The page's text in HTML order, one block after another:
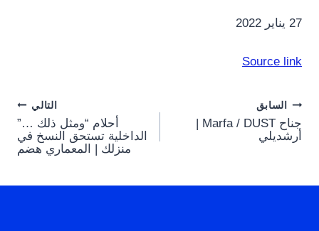
27 يناير 2022
Source link
Post
navigation
السابق
جناح Marfa / DUST |
أرشديلي
التالي
أحلام “ومثل ذلك …”
الداخلية تستحق النسخ في
منزلك | المعماري هضم